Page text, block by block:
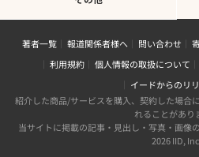
著者一覧 報道関係者様へ 問い合わせ
利用規約
個人情報の取扱について
イードからのリ
紹介した商品/サービスを購入、契約した場合
れることがあり
当サイトに掲載の記事・見出し・写真・画
2026 IID,